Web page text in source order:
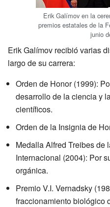
Erik Galímov en la
premios estatales de la
junio
Erik Galímov recibió varias
largo de su carrera:
Orden de Honor (1999):
desarrollo de la ciencia y
científicos.
Orden de la Insignia de
Medalla Alfred Treibes de
Internacional (2004): Por
orgánica.
Premio V.I. Vernadsky
fraccionamiento biológico